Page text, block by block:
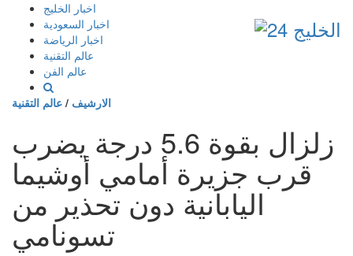
إذهب
المحتوى
اخبار الخليج
اخبار السعودية
اخبار الرياضة
عالم التقنية
عالم الفن
الارشيف / عالم التقنية
زلزال بقوة 5.6 درجة يضرب
قرب جزيرة أمامي أوشيما
اليابانية دون تحذير من
تسونامي